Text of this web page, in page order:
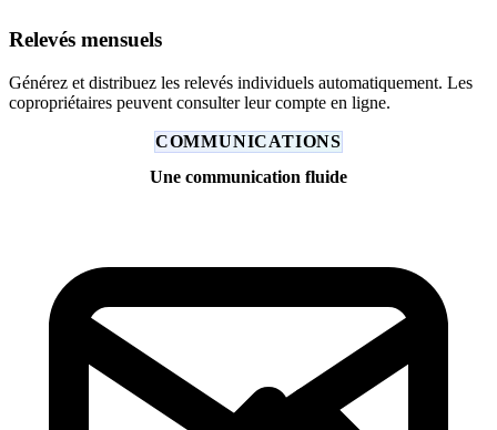
Relevés mensuels
Générez et distribuez les relevés individuels automatiquement. Les
copropriétaires peuvent consulter leur compte en ligne.
COMMUNICATIONS
Une communication fluide